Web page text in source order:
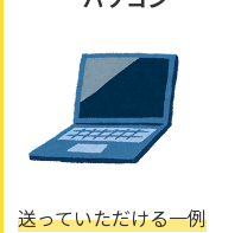
送っていただける一例